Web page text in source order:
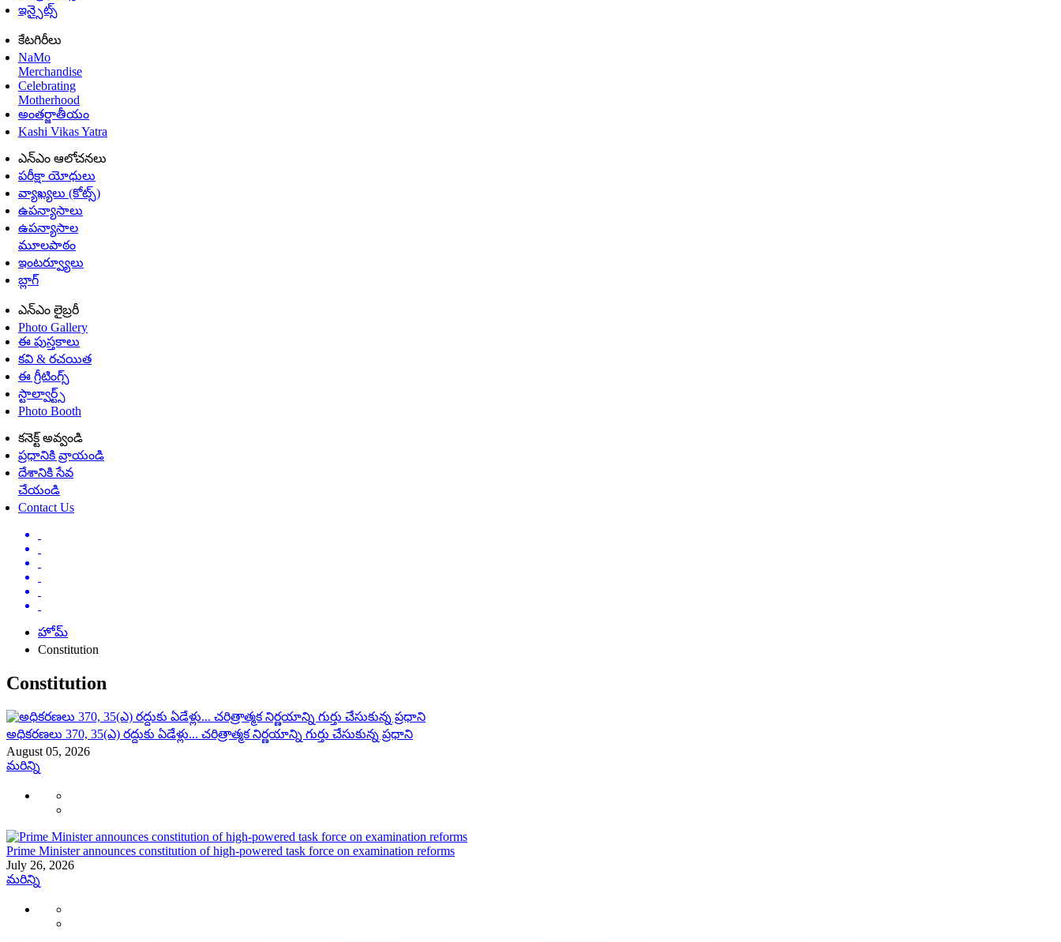
ఇన్సైట్స్
కేటగిరీలు
NaMo
Merchandise
Celebrating
Motherhood
అంతర్జాతీయం
Kashi Vikas Yatra
ఎన్ఎం ఆలోచనలు
పరీక్షా యోధులు
వ్యాఖ్యలు (కోట్స్)
ఉపన్యాసాలు
ఉపన్యాసాల
మూలపాఠం
ఇంటర్వ్యూలు
బ్లాగ్
ఎన్ఎం లైబ్రరీ
Photo Gallery
ఈ పుస్తకాలు
కవి & రచయిత
ఈ గ్రీటింగ్స్
స్టాల్వార్ట్స్
Photo Booth
కనెక్ట్ అవ్వండి
ప్రధానికి వ్రాయండి
దేశానికి సేవ
చేయండి
Contact Us
హోమ్
Constitution
Constitution
అధికరణలు 370, 35(ఎ) రద్దుకు ఏడేళ్లు... చరిత్రాత్మక నిర్ణయాన్ని గుర్తు చేసుకున్న ప్రధాని
August 05, 2026
మరిన్ని
Prime Minister announces constitution of high-powered task force on examination reforms
July 26, 2026
మరిన్ని